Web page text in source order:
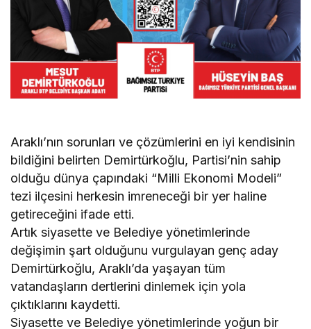
Araklı’nın sorunları ve çözümlerini en iyi kendisinin
bildiğini belirten Demirtürkoğlu, Partisi’nin sahip
olduğu dünya çapındaki “Milli Ekonomi Modeli”
tezi ilçesini herkesin imreneceği bir yer haline
getireceğini ifade etti.
Artık siyasette ve Belediye yönetimlerinde
değişimin şart olduğunu vurgulayan genç aday
Demirtürkoğlu, Araklı’da yaşayan tüm
vatandaşların dertlerini dinlemek için yola
çıktıklarını kaydetti.
Siyasette ve Belediye yönetimlerinde yoğun bir